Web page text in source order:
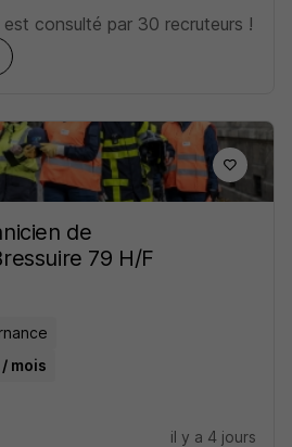
est consulté par 30 recruteurs !
de
79 H/F
mois
il y a 4 jours